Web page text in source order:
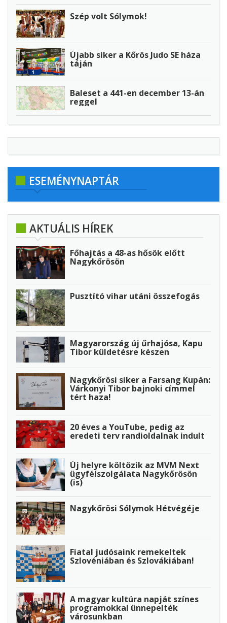
Szép volt Sólymok!
Újabb siker a Kőrös Judo SE háza
táján
Baleset a 441-en december 13-án
reggel
ESEMÉNYNAPTÁR
AKTUÁLIS HÍREK
Főhajtás a 48-as hősök előtt
Nagykőrösön
Pusztító vihar utáni összefogás
Magyarország új űrhajósa, Kapu
Tibor küldetésre készen
Nagykőrösi siker a Farsang Kupán:
Várkonyi Tibor bajnoki címmel
tért haza!
20 éves a YouTube, pedig az
eredeti terv randioldalnak indult
Új helyre költözik az MVM Next
ügyfélszolgálata Nagykőrösön
(is)
Nagykőrösi Sólymok Hétvégéje
Fiatal judósaink remekeltek
Szlovéniában és Szlovákiában!
A magyar kultúra napját színes
programokkal ünnepelték
városunkban